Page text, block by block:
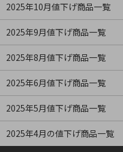
2025年10月値下げ商品一覧
2025年9月値下げ商品一覧
2025年8月値下げ商品一覧
2025年6月値下げ商品一覧
2025年5月値下げ商品一覧
2025年4月の値下げ商品一覧